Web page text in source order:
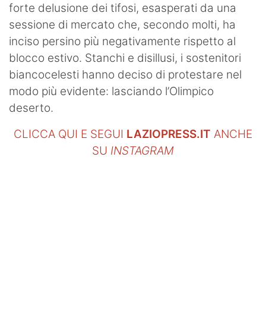
forte delusione dei tifosi, esasperati da una
sessione di mercato che, secondo molti, ha
inciso persino più negativamente rispetto al
blocco estivo. Stanchi e disillusi, i sostenitori
biancocelesti hanno deciso di protestare nel
modo più evidente: lasciando l’Olimpico
deserto.
CLICCA QUI E SEGUI LAZIOPRESS.IT ANCHE
SU INSTAGRAM